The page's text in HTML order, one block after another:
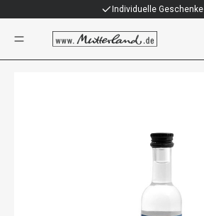
Individuelle Geschenke